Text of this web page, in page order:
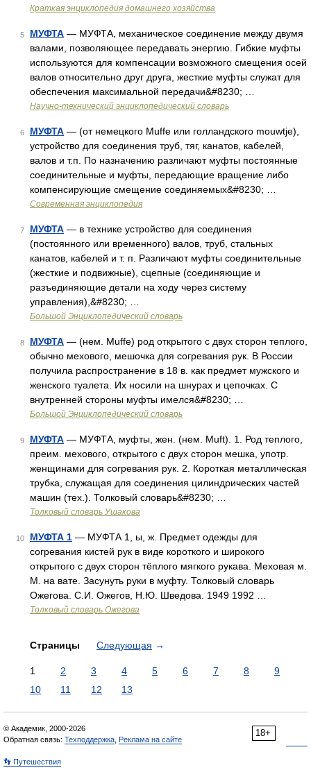
Краткая энциклопедия домашнего хозяйства
5 МУФТА — МУФТА, механическое соединение между двумя
валами, позволяющее передавать энергию. Гибкие муфты
используются для компенсации возможного смещения осей
валов относительно друг друга, жесткие муфты служат для
обеспечения максимальной передачи&#8230; …
Научно-технический энциклопедический словарь
6 МУФТА — (от немецкого Muffe или голландского mouwtje),
устройство для соединения труб, тяг, канатов, кабелей,
валов и т.п. По назначению различают муфты постоянные
соединительные и муфты, передающие вращение либо
компенсирующие смещение соединяемых&#8230; …
Современная энциклопедия
7 МУФТА — в технике устройство для соединения
(постоянного или временного) валов, труб, стальных
канатов, кабелей и т. п. Различают муфты соединительные
(жесткие и подвижные), сцепные (соединяющие и
разъединяющие детали на ходу через систему
управления),&#8230; …
Большой Энциклопедический словарь
8 МУФТА — (нем. Muffe) род открытого с двух сторон теплого,
обычно мехового, мешочка для согревания рук. В России
получила распространение в 18 в. как предмет мужского и
женского туалета. Их носили на шнурах и цепочках. С
внутренней стороны муфты имелся&#8230; …
Большой Энциклопедический словарь
9 МУФТА — МУФТА, муфты, жен. (нем. Muft). 1. Род теплого,
преим. мехового, открытого с двух сторон мешка, употр.
женщинами для согревания рук. 2. Короткая металлическая
трубка, служащая для соединения цилиндрических частей
машин (тех.). Толковый словарь&#8230; …
Толковый словарь Ушакова
10 МУФТА 1 — МУФТА 1, ы, ж. Предмет одежды для
согревания кистей рук в виде короткого и широкого
открытого с двух сторон тёплого мягкого рукава. Меховая м.
М. на вате. Засунуть руки в муфту. Толковый словарь
Ожегова. С.И. Ожегов, Н.Ю. Шведова. 1949 1992 …
Толковый словарь Ожегова
Страницы Следующая →
1 2 3 4 5 6 7 8
9
10
11 12 13
18+
© Академик, 2000-2026
Обратная связь: Техподдержка Реклама на сайте
👣 Путешествия